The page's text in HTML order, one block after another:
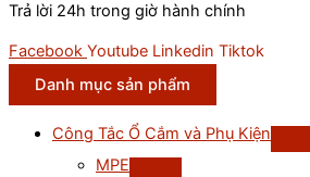
Trả lời 24h trong giờ hành chính
Facebook Youtube Linkedin Tiktok
Danh mục sản phẩm
Công Tắc Ổ Cắm và Phụ Kiện
MPE